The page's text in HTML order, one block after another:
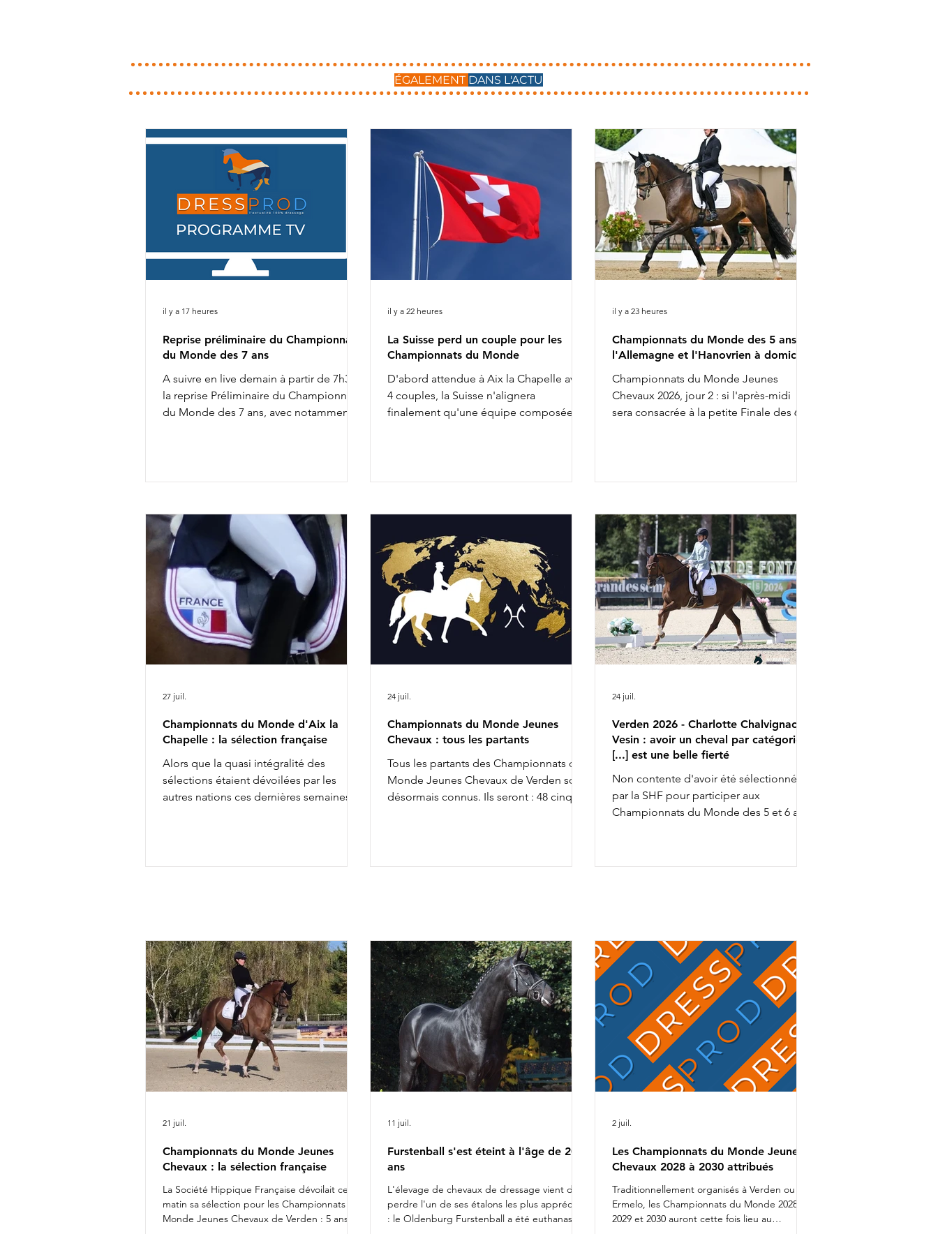
ÉGALEMENT DANS L'ACTU
Reprise préliminaire du Championnat
du Monde des 7 ans
A suivre en live demain à partir de 7h30 :
la reprise Préliminaire du Championnat
du Monde des 7 ans, avec notamment :
9h58 : Charlotte Dujardin & Secret Agent
des Paluds 11h28 : Dinja van Liere & Red
Viper 13h14 : Jeanna Hogberg &
Severucci HT 13h22 : Leonie Richter &
Glamdale WP Liste de départ complète
ICI
il y a 17 heures
La Suisse perd un couple pour les
Championnats du Monde
D'abord attendue à Aix la Chapelle avec
4 couples, la Suisse n'alignera
finalement qu'une équipe composée
Charlotte Lenherr & Dettori et Estelle
semaine prochaine les couleurs
Bonheur de la Vie ont en effet été retirés
de l'équipe nationale. Aucune réserve
n'a par ailleurs été appelée pour les
rempl
il y a 22 heures
Championnats du Monde des 5 ans :
l'Allemagne et l'Hanovrien à domicile
Championnats du Monde Jeunes
Chevaux 2026, jour 2 : si l'après-midi
sera consacrée à la petite Finale des 6
sans être exagérément exubérant
comment on pourrait être résumer
Einfach Imposant B, vainqueur
aujourd'hui de la reprise Préliminaire
des 5 ans avec Kira Laura Soddemann ;
la cavalière de 39 ans participe cette
semaine à son premier
il y a 23 heures
Championnats du Monde d'Aix la
Chapelle : la sélection française
Alors que la quasi intégralité des
sélections étaient dévoilées par les
autres nations ces dernières semaines,
de l'équipe de France des
Roussel & Bel Amour Jean Morel
commentait : " Nous sommes fiers de
présenter une é
27 juil.
Championnats du Monde Jeunes
Chevaux : tous les partants
Tous les partants des Championnats du
Monde Jeunes Chevaux de Verden sont
désormais connus. Ils seront : 48 cinq
24 juil.
Verden 2026 - Charlotte Chalvignac
Vesin : avoir un cheval par catégorie
[...] est une belle fierté
Non contente d'avoir été sélectionnée
par la SHF pour participer aux
Championnats du Monde des 5 et 6 ans
Chalvignac et Jean Vesin prendront
dans quelques jours la route de
l'Allemagne avec 1 cheval par catégo
24 juil.
Championnats du Monde Jeunes
Chevaux : la sélection française
La Société Hippique Française dévoilait ce
matin sa sélection pour les Championnats du
Monde Jeunes Chevaux de Verden : 5 ans
21 juil.
Furstenball s'est éteint à l'âge de 20
ans
L'élevage de chevaux de dressage vient de
perdre l'un de ses étalons les plus appréciés
: le Oldenburg Furstenball a été euthanasié
11 juil.
Les Championnats du Monde Jeunes
Chevaux 2028 à 2030 attribués
Traditionnellement organisés à Verden ou
Ermelo, les Championnats du Monde 2028,
2029 et 2030 auront cette fois lieu au
2 juil.